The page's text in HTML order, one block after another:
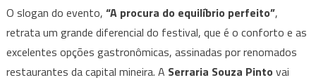
Equilibrista
em
BH
O slogan do evento, “A procura do equilíbrio perfeito”,
retrata um grande diferencial do festival, que é o conforto e as
excelentes opções gastronômicas, assinadas por renomados
restaurantes da capital mineira. A Serraria Souza Pinto vai